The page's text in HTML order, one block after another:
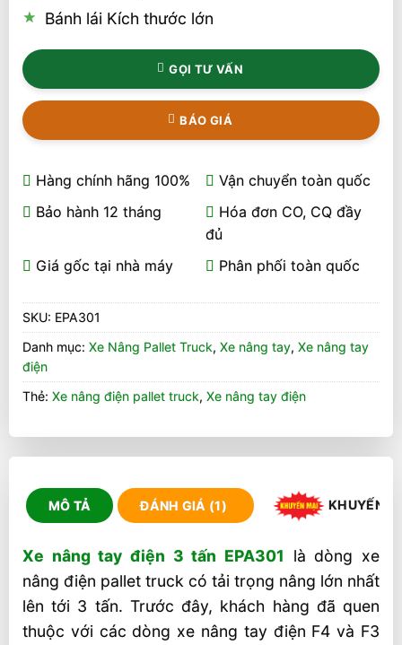
Bánh lái Kích thước lớn
GỌI TƯ VẤN
BÁO GIÁ
Hàng chính hãng 100%
Vận chuyển toàn quốc
Bảo hành 12 tháng
Hóa đơn CO, CQ đầy
đủ
Giá gốc tại nhà máy
Phân phối toàn quốc
SKU: EPA301
Danh mục: Xe Nâng Pallet Truck, Xe nâng tay, Xe nâng tay
điện
Thẻ: Xe nâng điện pallet truck, Xe nâng tay điện
MÔ TẢ ĐÁNH GIÁ (1) KHUYẾN
Xe nâng tay điện 3 tấn EPA301 là dòng xe
nâng điện pallet truck có tải trọng nâng lớn nhất
lên tới 3 tấn. Trước đây, khách hàng đã quen
thuộc với các dòng xe nâng tay điện F4 và F3